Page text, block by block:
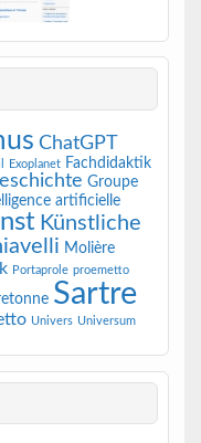
ChatGPT
Exoplanet Fachdidaktik
Groupe
artificielle
Künstliche
Molière
Portaprole proemetto
Sartre
Univers Universum